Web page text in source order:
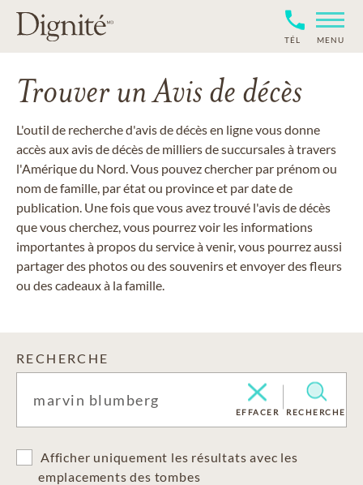
TÉL MENU
Trouver un Avis de décès
L'outil de recherche d'avis de décès en ligne vous donne
accès aux avis de décès de milliers de succursales à travers
l'Amérique du Nord. Vous pouvez chercher par prénom ou
nom de famille, par état ou province et par date de
publication. Une fois que vous avez trouvé l'avis de décès
que vous cherchez, vous pourrez voir les informations
importantes à propos du service à venir, vous pourrez aussi
partager des photos ou des souvenirs et envoyer des fleurs
ou des cadeaux à la famille.
RECHERCHE
EFFACER RECHERCHE
Afficher uniquement les résultats avec les
emplacements des tombes